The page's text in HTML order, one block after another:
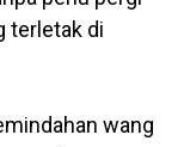
terletak di
wang